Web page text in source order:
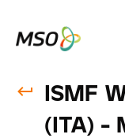
ISMF
(ITA) -